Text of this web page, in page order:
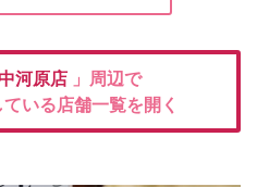
河原店 」周辺で
いる店舗一覧を開く